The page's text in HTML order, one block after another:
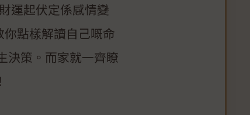
運起伏定係感情變
點樣解讀自己嘅命
決策。而家就一齊瞭